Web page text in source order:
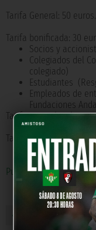
Tarifa General: 50 euros.
Tarifa bonificada: 30
Socios y
Colegiados del
colegiado)
Estudiantes
Empleados de
Fundaciones
Tarifa general +
Tarifa bonificada +
Puedes leer el
« NOTICIA ANTERIOR